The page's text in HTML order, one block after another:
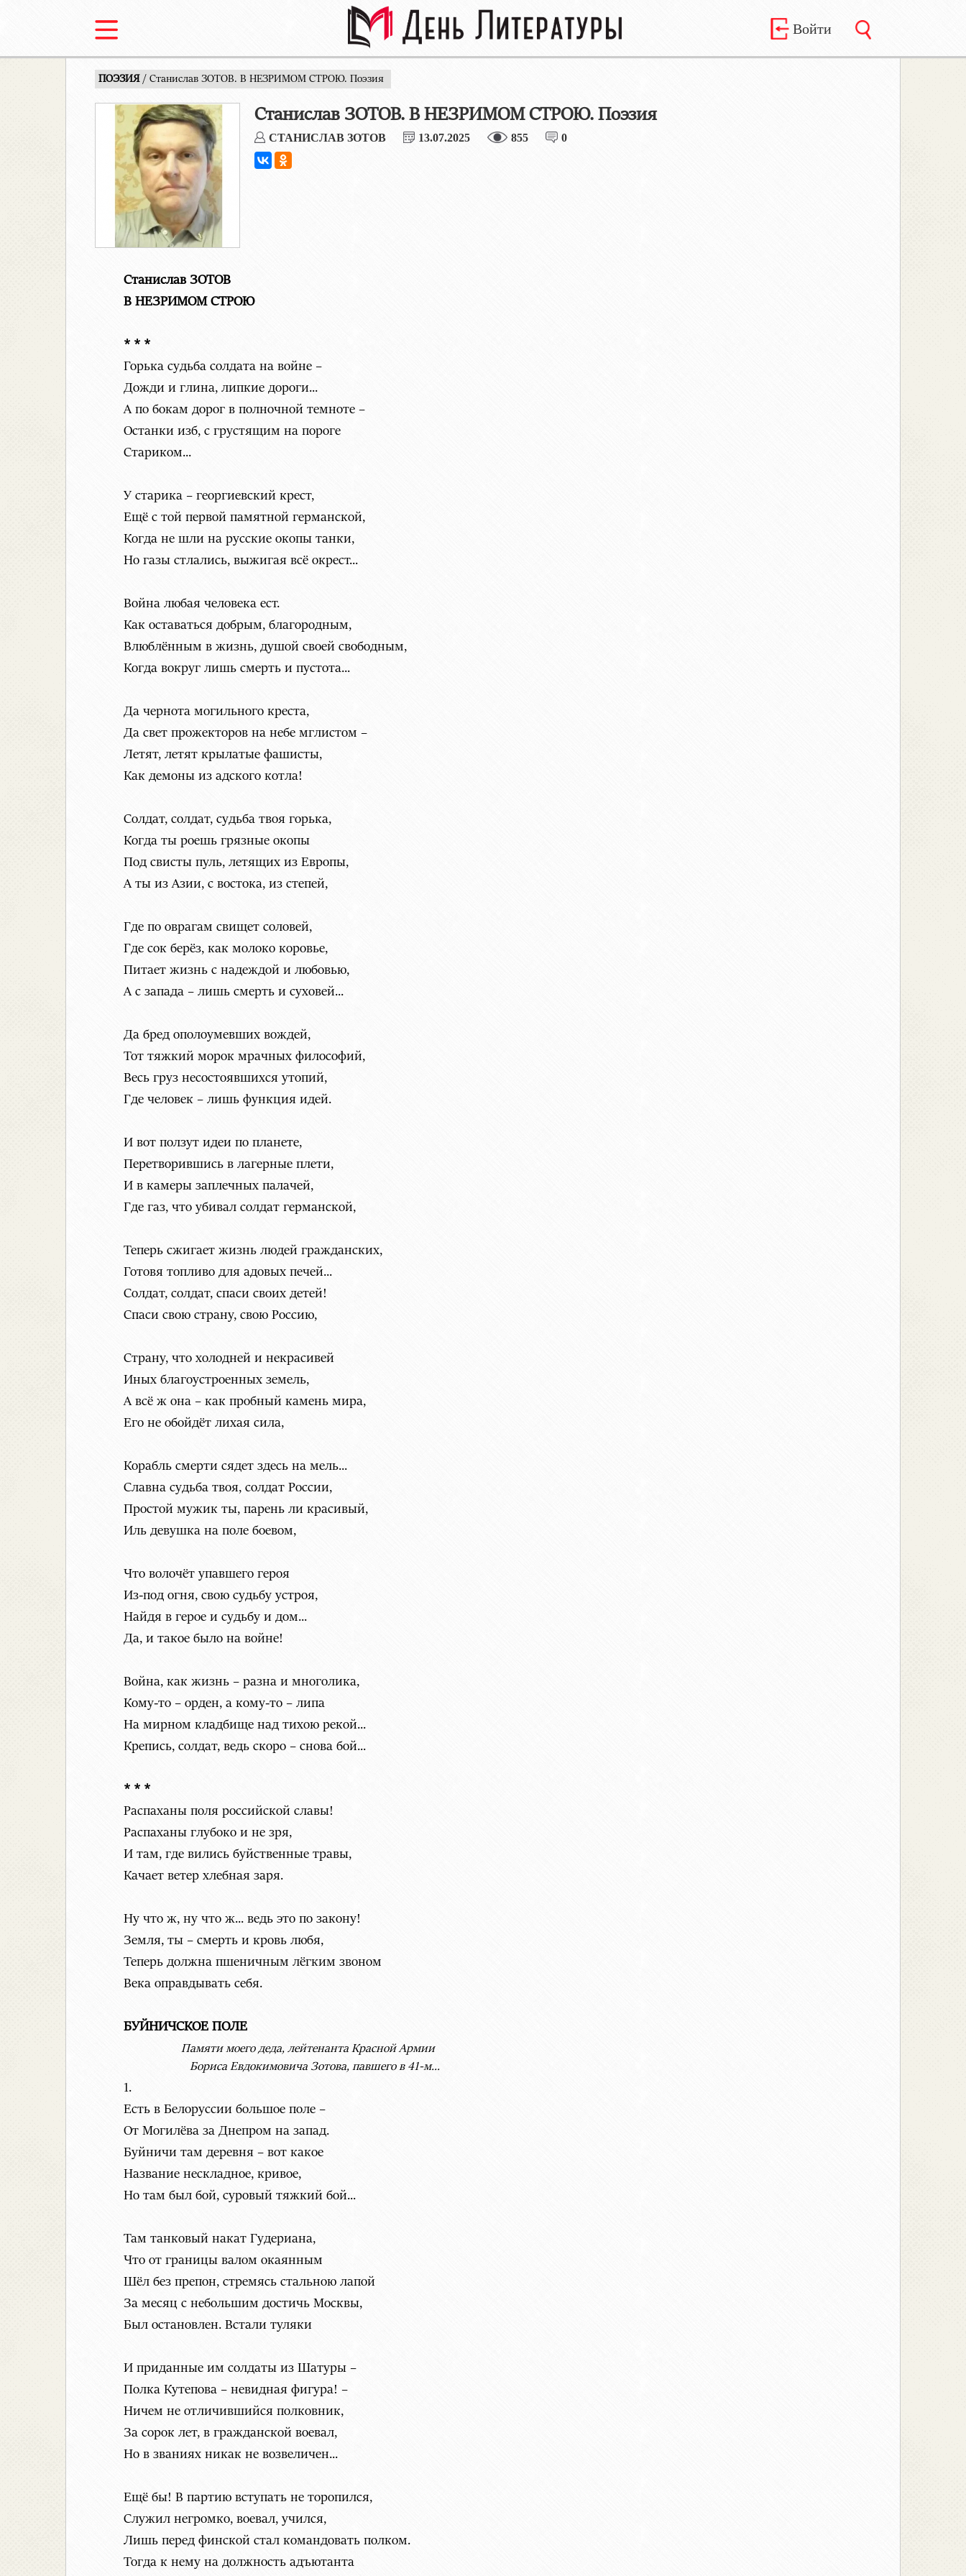
Войти
ПОЭЗИЯ / Станислав ЗОТОВ. В НЕЗРИМОМ СТРОЮ. Поэзия
Станислав ЗОТОВ. В НЕЗРИМОМ СТРОЮ. Поэзия
СТАНИСЛАВ ЗОТОВ 13.07.2025 855 0
Станислав ЗОТОВ
В НЕЗРИМОМ СТРОЮ
* * *
Горька судьба солдата на войне –
Дожди и глина, липкие дороги...
А по бокам дорог в полночной темноте –
Останки изб, с грустящим на пороге
Стариком...
У старика – георгиевский крест,
Ещё с той первой памятной германской,
Когда не шли на русские окопы танки,
Но газы стлались, выжигая всё окрест...
Война любая человека ест.
Как оставаться добрым, благородным,
Влюблённым в жизнь, душой своей свободным,
Когда вокруг лишь смерть и пустота...
Да чернота могильного креста,
Да свет прожекторов на небе мглистом –
Летят, летят крылатые фашисты,
Как демоны из адского котла!
Солдат, солдат, судьба твоя горька,
Когда ты роешь грязные окопы
Под свисты пуль, летящих из Европы,
А ты из Азии, с востока, из степей,
Где по оврагам свищет соловей,
Где сок берёз, как молоко коровье,
Питает жизнь с надеждой и любовью,
А с запада – лишь смерть и суховей...
Да бред ополоумевших вождей,
Тот тяжкий морок мрачных философий,
Весь груз несостоявшихся утопий,
Где человек – лишь функция идей.
И вот ползут идеи по планете,
Перетворившись в лагерные плети,
И в камеры заплечных палачей,
Где газ, что убивал солдат германской,
Теперь сжигает жизнь людей гражданских,
Готовя топливо для адовых печей...
Солдат, солдат, спаси своих детей!
Спаси свою страну, свою Россию,
Страну, что холодней и некрасивей
Иных благоустроенных земель,
А всё ж она – как пробный камень мира,
Его не обойдёт лихая сила,
Корабль смерти сядет здесь на мель...
Славна судьба твоя, солдат России,
Простой мужик ты, парень ли красивый,
Иль девушка на поле боевом,
Что волочёт упавшего героя
Из-под огня, свою судьбу устроя,
Найдя в герое и судьбу и дом...
Да, и такое было на войне!
Война, как жизнь – разна и многолика,
Кому-то – орден, а кому-то – липа
На мирном кладбище над тихою рекой...
Крепись, солдат, ведь скоро – снова бой...
* * *
Распаханы поля российской славы!
Распаханы глубоко и не зря,
И там, где вились буйственные травы,
Качает ветер хлебная заря.
Ну что ж, ну что ж... ведь это по закону!
Земля, ты – смерть и кровь любя,
Теперь должна пшеничным лёгким звоном
Века оправдывать себя.
БУЙНИЧСКОЕ ПОЛЕ
Памяти моего деда, лейтенанта Красной Армии
Бориса Евдокимовича Зотова, павшего в 41-м...
1.
Есть в Белоруссии большое поле –
От Могилёва за Днепром на запад.
Буйничи там деревня – вот какое
Название нескладное, кривое,
Но там был бой, суровый тяжкий бой...
Там танковый накат Гудериана,
Что от границы валом окаянным
Шёл без препон, стремясь стальною лапой
За месяц с небольшим достичь Москвы,
Был остановлен. Встали туляки
И приданные им солдаты из Шатуры –
Полка Кутепова – невидная фигура! –
Ничем не отличившийся полковник,
За сорок лет, в гражданской воевал,
Но в званиях никак не возвеличен...
Ещё бы! В партию вступать не торопился,
Служил негромко, воевал, учился,
Лишь перед финской стал командовать полком.
Тогда к нему на должность адъютанта